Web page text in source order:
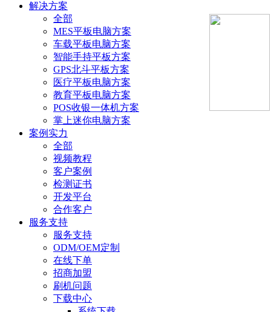
解决方案
全部
MES平板电脑方案
车载平板电脑方案
智能手持平板方案
GPS北斗平板方案
医疗平板电脑方案
教育平板电脑方案
POS收银一体机方案
掌上迷你电脑方案
案例实力
全部
视频教程
客户案例
检测证书
开发平台
合作客户
服务支持
服务支持
ODM/OEM定制
在线下单
招商加盟
刷机问题
下载中心